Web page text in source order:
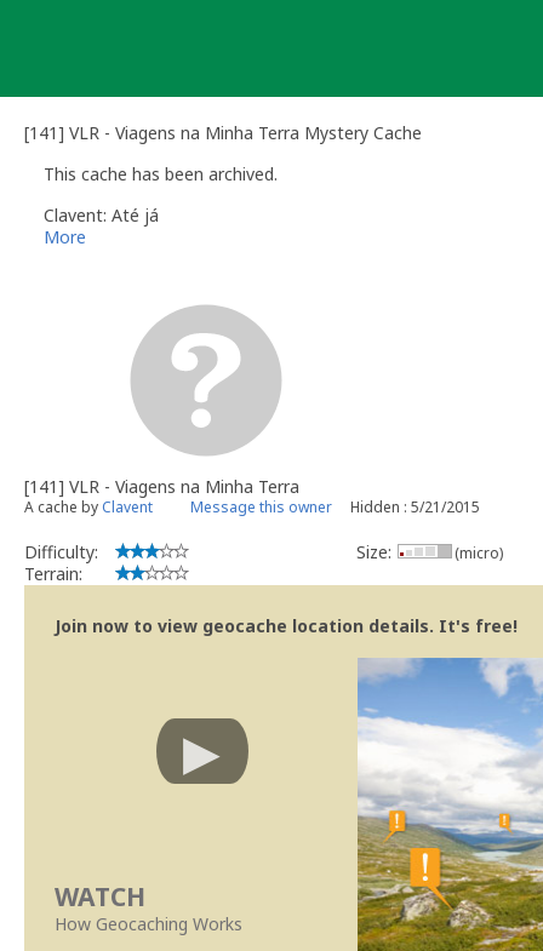
[141] VLR - Viagens na Minha Terra Mystery Cache
This cache has been archived.
Clavent: Até já
More
[141] VLR - Viagens na Minha Terra
A cache by Clavent Message this owner Hidden : 5/21/2015
Difficulty:
Terrain:
Size: (micro)
Join now to view geocache location details. It's free!
WATCH
How Geocaching Works